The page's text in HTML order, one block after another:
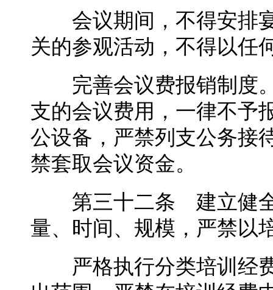
会议期间，不得安排宴
关的参观活动，不得以任
完善会议费报销制度。
支的会议费用，一律不予
公设备，严禁列支公务接
禁套取会议资金。
第三十二条 建立健全
量、时间、规模，严禁以
严格执行分类培训经费